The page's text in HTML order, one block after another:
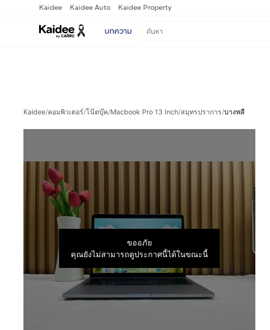
Kaidee Kaidee Auto Kaidee Property
บทความ
Kaidee/คอมพิวเตอร์/โน๊ตบุ๊ค/Macbook Pro 13 Inch/สมุทรปราการ/บางพลี
ขออภัย
คุณยังไม่สามารถดูประกาศนี้ได้ในขณะนี้